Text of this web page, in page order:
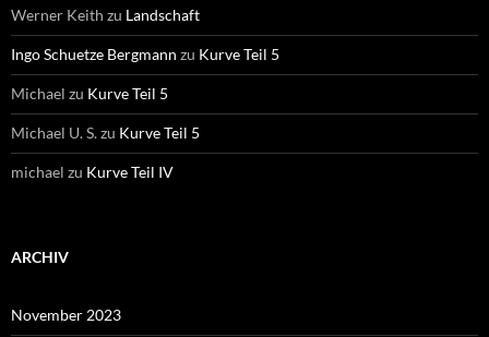
Werner Keith zu Landschaft
Ingo Schuetze Bergmann zu Kurve Teil 5
Michael zu Kurve Teil 5
Michael U. S.zu Kurve Teil 5
michael zu Kurve Teil IV
ARCHIV
November 2023